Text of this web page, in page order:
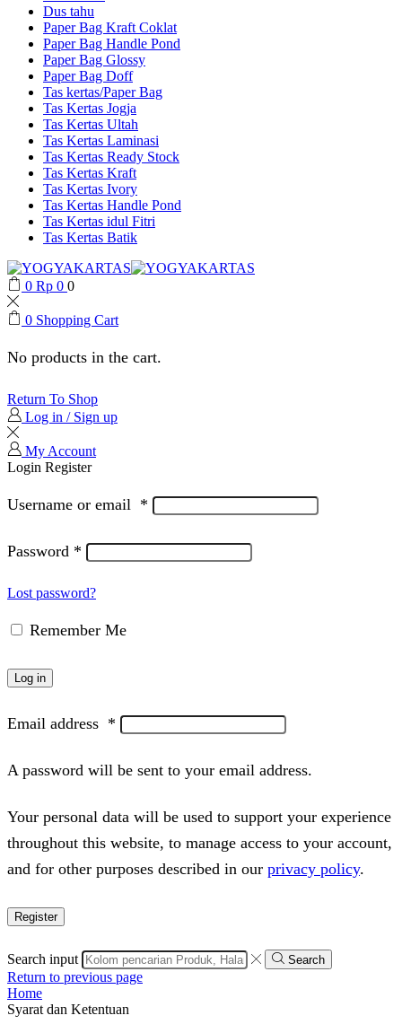
Dus tahu
Paper Bag Kraft Coklat
Paper Bag Handle Pond
Paper Bag Glossy
Paper Bag Doff
Tas kertas/Paper Bag
Tas Kertas Jogja
Tas Kertas Ultah
Tas Kertas Laminasi
Tas Kertas Ready Stock
Tas Kertas Kraft
Tas Kertas Ivory
Tas Kertas Handle Pond
Tas Kertas idul Fitri
Tas Kertas Batik
0 Rp 0 0
0 Shopping Cart
No products in the cart.
Return To Shop
Log in / Sign up
My Account
Login Register
Username or email *
Password *
Lost password?
Remember Me
Log in
Email address *
A password will be sent to your email address.
Your personal data will be used to support your experience
throughout this website, to manage access to your account,
and for other purposes described in our privacy policy.
Register
Search input Search
Return to previous page
Home
Syarat dan Ketentuan